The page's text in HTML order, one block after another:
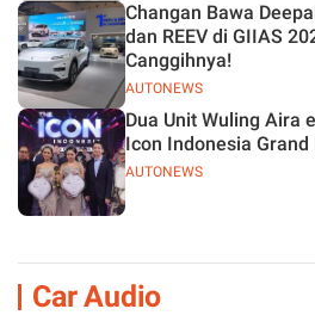
AUTONEWS
Changan Bawa
dan REEV di GIIAS
Canggihnya!
AUTONEWS
Dua Unit Wuling Aira
Icon Indonesia Grand
Car Audio